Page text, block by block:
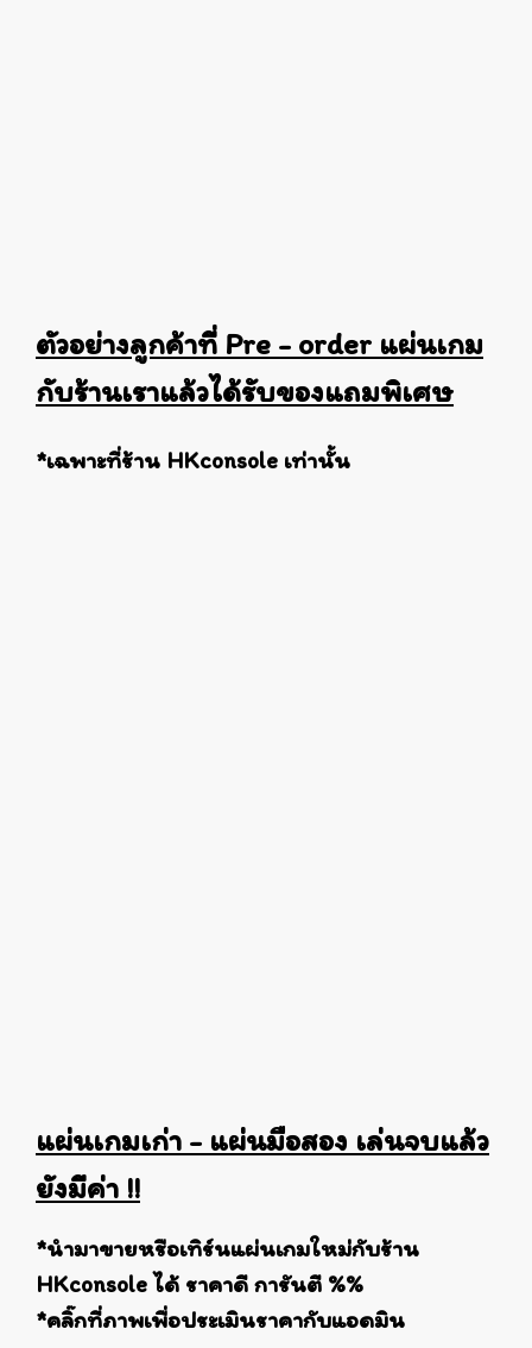
ตัวอย่างลูกค้าที่ Pre - order แผ่นเกม
กับร้านเราแล้วได้รับของแถมพิเศษ
*เฉพาะที่ร้าน HKconsole เท่านั้น
แผ่นเกมเก่า - แผ่นมือสอง เล่นจบแล้ว
ยังมีค่า !!
*นำมาขายหรือเทิร์นแผ่นเกมใหม่กับร้าน
HKconsole ได้ ราคาดี การันตี %%
*คลิ๊กที่ภาพเพื่อประเมินราคากับแอดมิน